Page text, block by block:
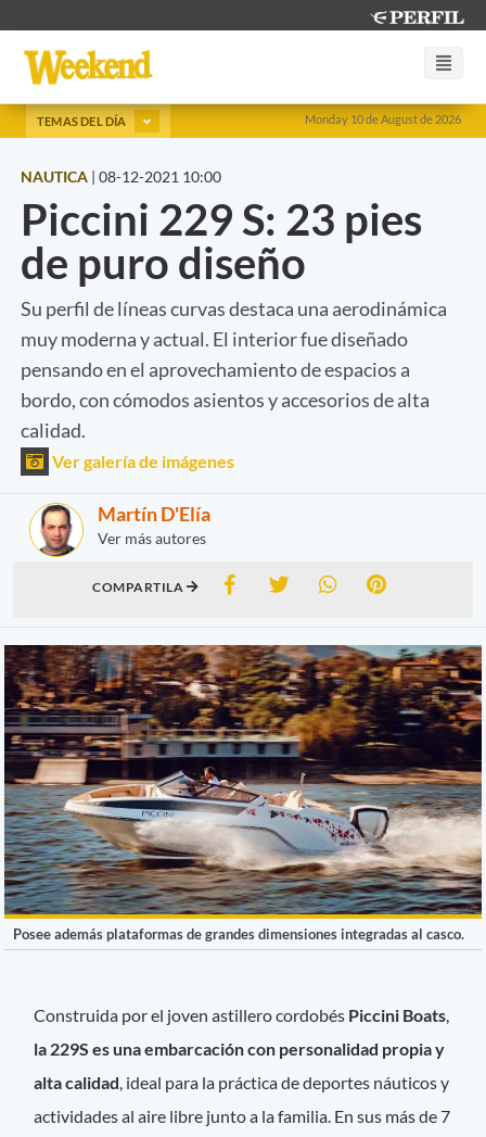
Monday 10 de August de 2026
TEMAS DEL DÍA
NAUTICA | 08-12-2021 10:00
Piccini 229 S: 23 pies
de puro diseño
Su perfil de líneas curvas destaca una aerodinámica
muy moderna y actual. El interior fue diseñado
pensando en el aprovechamiento de espacios a
bordo, con cómodos asientos y accesorios de alta
calidad.
Ver galería de imágenes
Martín D'Elía
Ver más autores
COMPARTILA
Posee además plataformas de grandes dimensiones integradas al casco.
Construida por el joven astillero cordobés Piccini Boats
la 229S es una embarcación con personalidad propia y
alta calidad , ideal para la práctica de deportes náuticos y
actividades al aire libre junto a la familia. En sus más de 7